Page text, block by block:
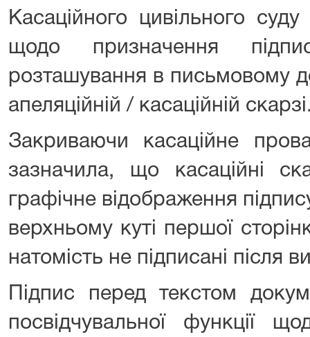
Касаційного цивільного
щодо призначення
розташування в письмовому
апеляційній / касаційній
Закриваючи касаційне
зазначила, що касаційні
графічне відображення
верхньому куті першої
натомість не підписані після
Підпис перед текстом
посвідчувальної функції